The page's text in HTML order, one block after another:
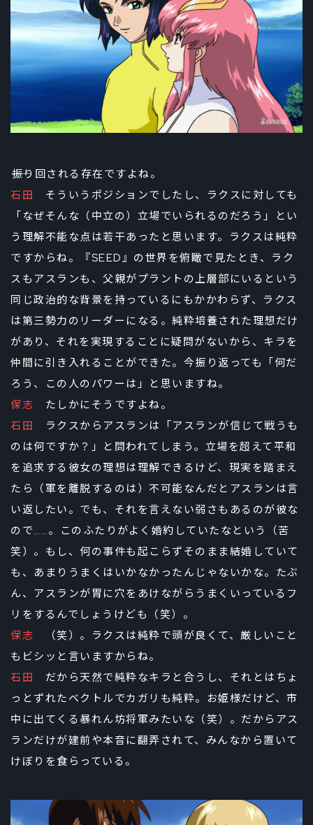
――振り回される存在ですよね。
石田 そういうポジションでしたし、ラクスに対しても
「なぜそんな（中立の）立場でいられるのだろう」とい
う理解不能な点は若干あったと思います。ラクスは純粋
ですからね。『SEED』の世界を俯瞰で見たとき、ラク
スもアスランも、父親がプラントの上層部にいるという
同じ政治的な背景を持っているにもかかわらず、ラクス
は第三勢力のリーダーになる。純粋培養された理想だけ
があり、それを実現することに疑問がないから、キラを
仲間に引き入れることができた。今振り返っても「何だ
ろう、この人のパワーは」と思いますね。
保志 たしかにそうですよね。
石田 ラクスからアスランは「アスランが信じて戦うも
のは何ですか？」と問われてしまう。立場を超えて平和
を追求する彼女の理想は理解できるけど、現実を踏まえ
たら（軍を離脱するのは）不可能なんだとアスランは言
い返したい。でも、それを言えない弱さもあるのが彼な
ので……。このふたりがよく婚約していたなという（苦
笑）。もし、何の事件も起こらずそのまま結婚していて
も、あまりうまくはいかなかったんじゃないかな。たぶ
ん、アスランが胃に穴をあけながらうまくいっているフ
リをするんでしょうけども（笑）。
保志 （笑）。ラクスは純粋で頭が良くて、厳しいこと
もビシッと言いますからね。
石田 だから天然で純粋なキラと合うし、それとはちょ
っとずれたベクトルでカガリも純粋。お姫様だけど、市
中に出てくる暴れん坊将軍みたいな（笑）。だからアス
ランだけが建前や本音に翻弄されて、みんなから置いて
けぼりを食らっている。